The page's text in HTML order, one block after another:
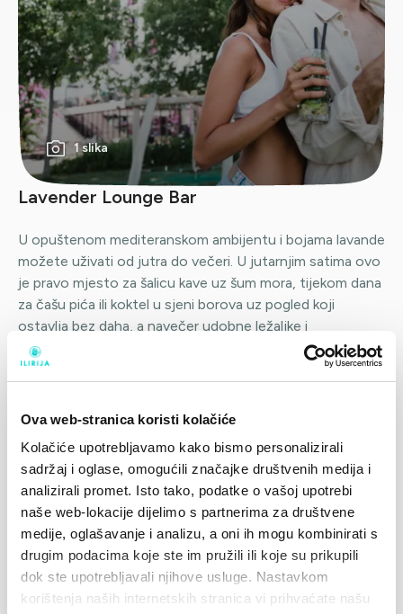
Ova web-stranica koristi kolačiće
Kolačiće upotrebljavamo kako bismo personalizirali
sadržaj i oglase, omogućili značajke društvenih medija i
analizirali promet. Isto tako, podatke o vašoj upotrebi
naše web-lokacije dijelimo s partnerima za društvene
medije, oglašavanje i analizu, a oni ih mogu kombinirati s
drugim podacima koje ste im pružili ili koje su prikupili
dok ste upotrebljavali njihove usluge. Nastavkom
korištenja naših internetskih stranica vi prihvaćate našu
1 slika
Lavender Lounge Bar
U opuštenom mediteranskom ambijentu i bojama lavande
možete uživati od jutra do večeri. U jutarnjim satima ovo
je pravo mjesto za šalicu kave uz šum mora, tijekom dana
za čašu pića ili koktel u sjeni borova uz pogled koji
ostavlja bez daha, a navečer udobne ležaljke i
ambijentalna chill out glazba stvaraju savršenu atmosferu
za čašu vina iz ponude vrhunskih regionalnih sorti. Ovdje
možete naručiti i brzi zalogaj.